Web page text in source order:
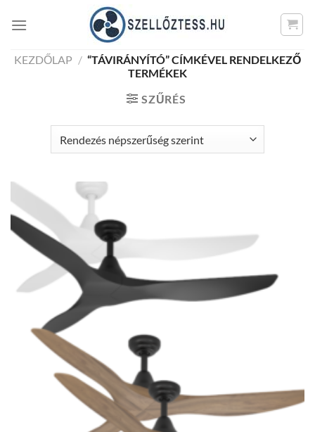
KEZDŐLAP / “TÁVIRÁNYÍTÓ” CÍMKÉVEL RENDELKEZŐ
TERMÉKEK
SZŰRÉS